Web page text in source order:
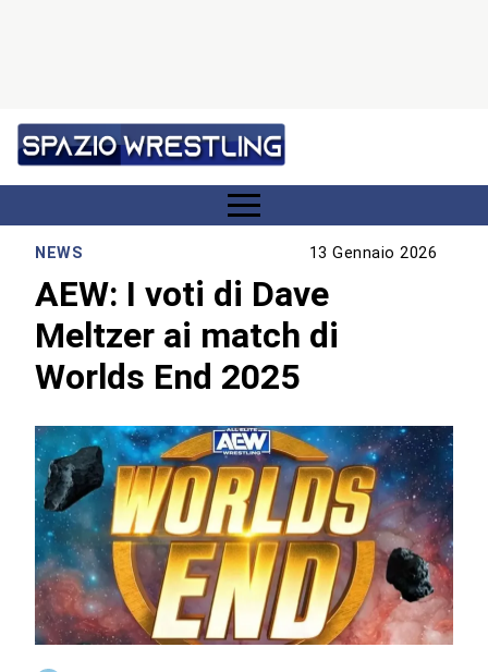
NEWS 13 Gennaio 2026
AEW: I voti di Dave
Meltzer ai match di
Worlds End 2025